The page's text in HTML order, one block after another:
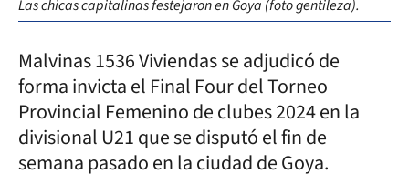
Las chicas capitalinas festejaron en Goya (foto gentileza).
Malvinas 1536 Viviendas se adjudicó de
forma invicta el Final Four del Torneo
Provincial Femenino de clubes 2024 en la
divisional U21 que se disputó el fin de
semana pasado en la ciudad de Goya.